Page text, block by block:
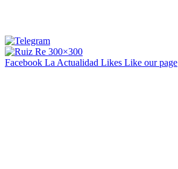
Facebook La Actualidad Likes Like our page